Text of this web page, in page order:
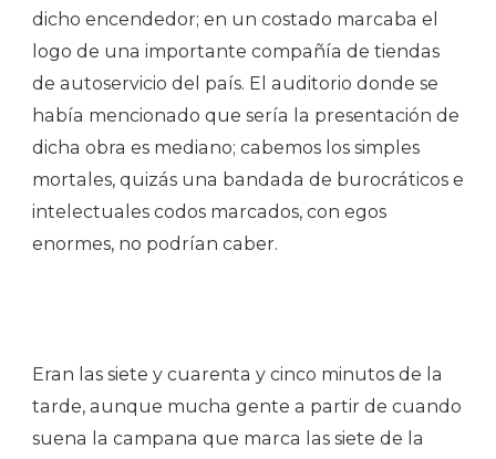
dicho encendedor; en un costado marcaba el
logo de una importante compañía de tiendas
de autoservicio del país. El auditorio donde se
había mencionado que sería la presentación de
dicha obra es mediano; cabemos los simples
mortales, quizás una bandada de burocráticos e
intelectuales codos marcados, con egos
enormes, no podrían caber.
Eran las siete y cuarenta y cinco minutos de la
tarde, aunque mucha gente a partir de cuando
suena la campana que marca las siete de la